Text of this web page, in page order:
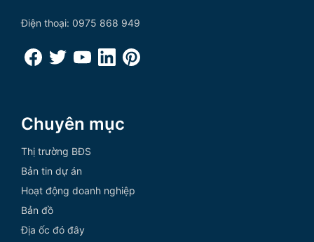
Điện thoại: 0975 868 949
Chuyên mục
Thị trường BĐS
Bản tin dự án
Hoạt động doanh nghiệp
Bản đồ
Địa ốc đó đây